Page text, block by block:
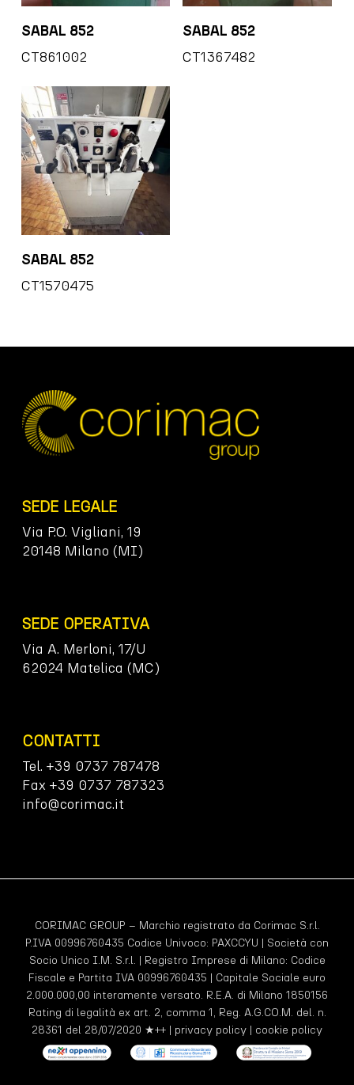
SABAL 852
CT861002
SABAL 852
CT1367482
SABAL 852
CT1570475
SEDE LEGALE
Via P.O. Vigliani, 19
20148 Milano (MI)
SEDE OPERATIVA
Via A. Merloni, 17/U
62024 Matelica (MC)
CONTATTI
Tel. +39 0737 787478
Fax +39 0737 787323
info@corimac.it
CORIMAC GROUP – Marchio registrato da Corimac S.r.l.
P.IVA 00996760435 Codice Univoco: PAXCCYU | Società con
Socio Unico I.M. S.r.l. | Registro Imprese di Milano: Codice
Fiscale e Partita IVA 00996760435 | Capitale Sociale euro
2.000.000,00 interamente versato. R.E.A. di Milano 1850156
Rating di legalità ex art. 2, comma 1, Reg. A.G.CO.M. del. n.
28361 del 28/07/2020 ★++ | privacy policy | cookie policy